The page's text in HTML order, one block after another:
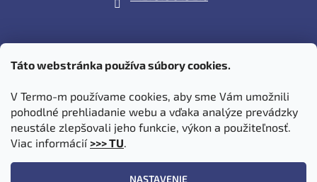
Táto webstránka používa súbory cookies.
V Termo-m používame cookies, aby sme Vám umožnili
pohodlné prehliadanie webu a vďaka analýze prevádzky
neustále zlepšovali jeho funkcie, výkon a použiteľnosť.
Viac informácií >>> TU.
NASTAVENIE
Prijímame online platby